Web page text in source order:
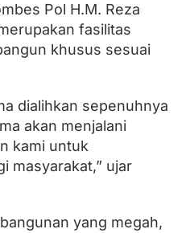
Pol H.M. Reza
fasilitas
khusus sesuai
dialihkan sepenuhnya
akan menjalani
kami untuk
masyarakat,” ujar
yang megah,